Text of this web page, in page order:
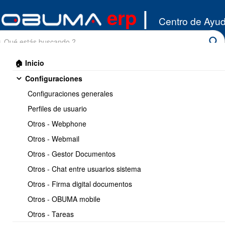
erp | Centro de
🏠 Inicio
Configuraciones
Configuraciones generales
Perfiles de usuario
Otros - Webphone
Otros - Webmail
Otros - Gestor Documentos
Otros - Chat entre usuarios sistema
Otros - Firma digital documentos
Otros - OBUMA mobile
Otros - Tareas
Configuraciones
Imprimir << Anterior 6 / 16
Crear Sucursales.
Copiar
https://www.obuma.cl/ayuda/articulo/7/crear-